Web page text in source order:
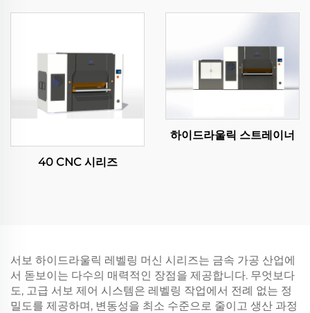
40 CNC 시리즈
하이드라울릭 스트레이너
서보 하이드라울릭 레벨링 머신 시리즈는 금속 가공 산업에
서 돋보이는 다수의 매력적인 장점을 제공합니다. 무엇보다
도, 고급 서보 제어 시스템은 레벨링 작업에서 전례 없는 정
밀도를 제공하며, 변동성을 최소 수준으로 줄이고 생산 과정